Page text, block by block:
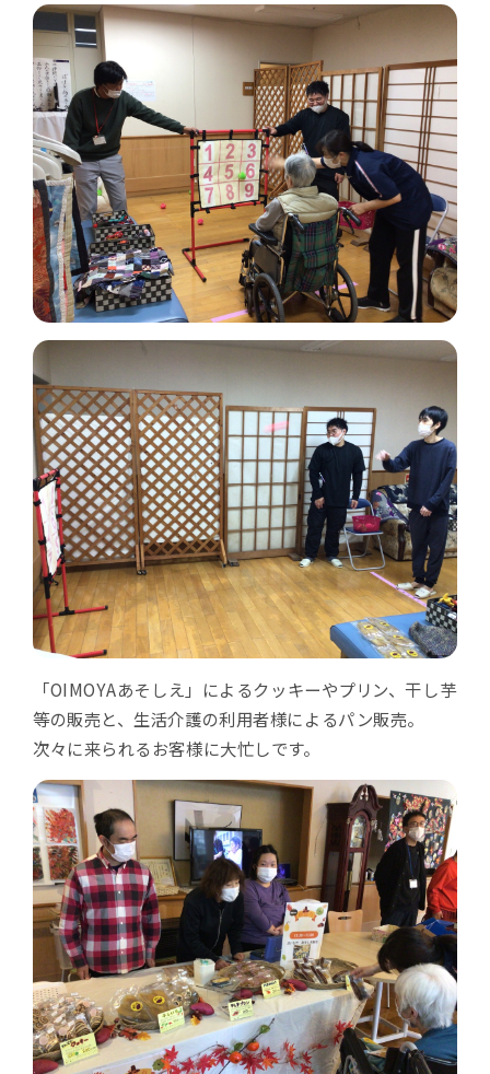
「OIMOYAあそしえ」によるクッキーやプリン、干し芋
等の販売と、生活介護の利用者様によるパン販売。
次々に来られるお客様に大忙しです。